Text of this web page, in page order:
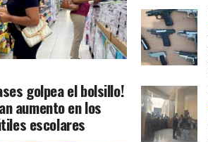
golpea el bolsillo!
aumento en los
escolares